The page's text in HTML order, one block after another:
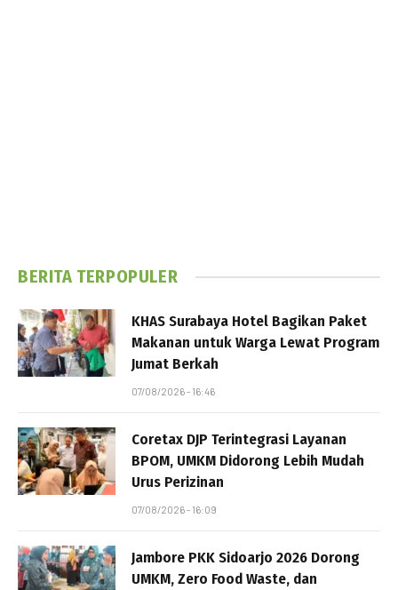
BERITA TERPOPULER
KHAS Surabaya Hotel Bagikan Paket
Makanan untuk Warga Lewat Program
Jumat Berkah
07/08/2026 - 16:46
Coretax DJP Terintegrasi Layanan
BPOM, UMKM Didorong Lebih Mudah
Urus Perizinan
07/08/2026 - 16:09
Jambore PKK Sidoarjo 2026 Dorong
UMKM, Zero Food Waste, dan